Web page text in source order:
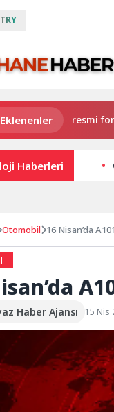
resmi forma
Haberleri
Otomobil 16 Nisan’da
Haber Ajansı 15 Nis